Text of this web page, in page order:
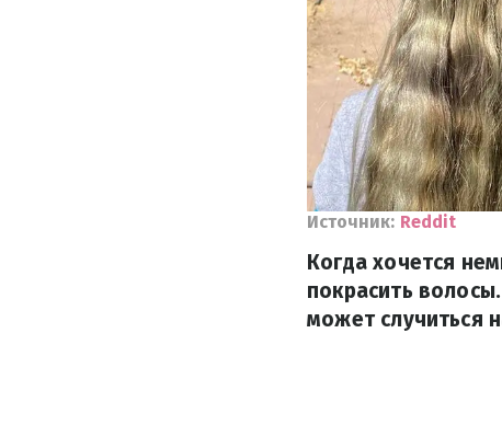
Источник: Reddit
Когда хочется
покрасить
может случиться